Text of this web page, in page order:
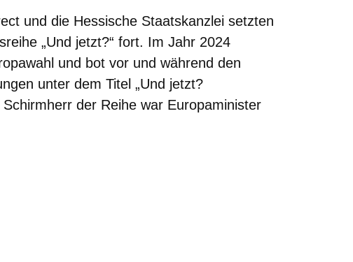
und die Hessische Staatskanzlei setzten
„Und jetzt?“ fort. Im Jahr 2024
und bot vor und während den
unter dem Titel „Und jetzt?
der Reihe war Europaminister